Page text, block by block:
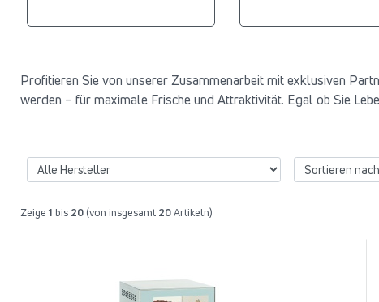
Profitieren Sie von unserer Zusammenarbeit mit exklusiven
werden – für maximale Frische und Attraktivität. Egal ob Sie
Zeige 1 bis 20 (von insgesamt 20Artikeln)